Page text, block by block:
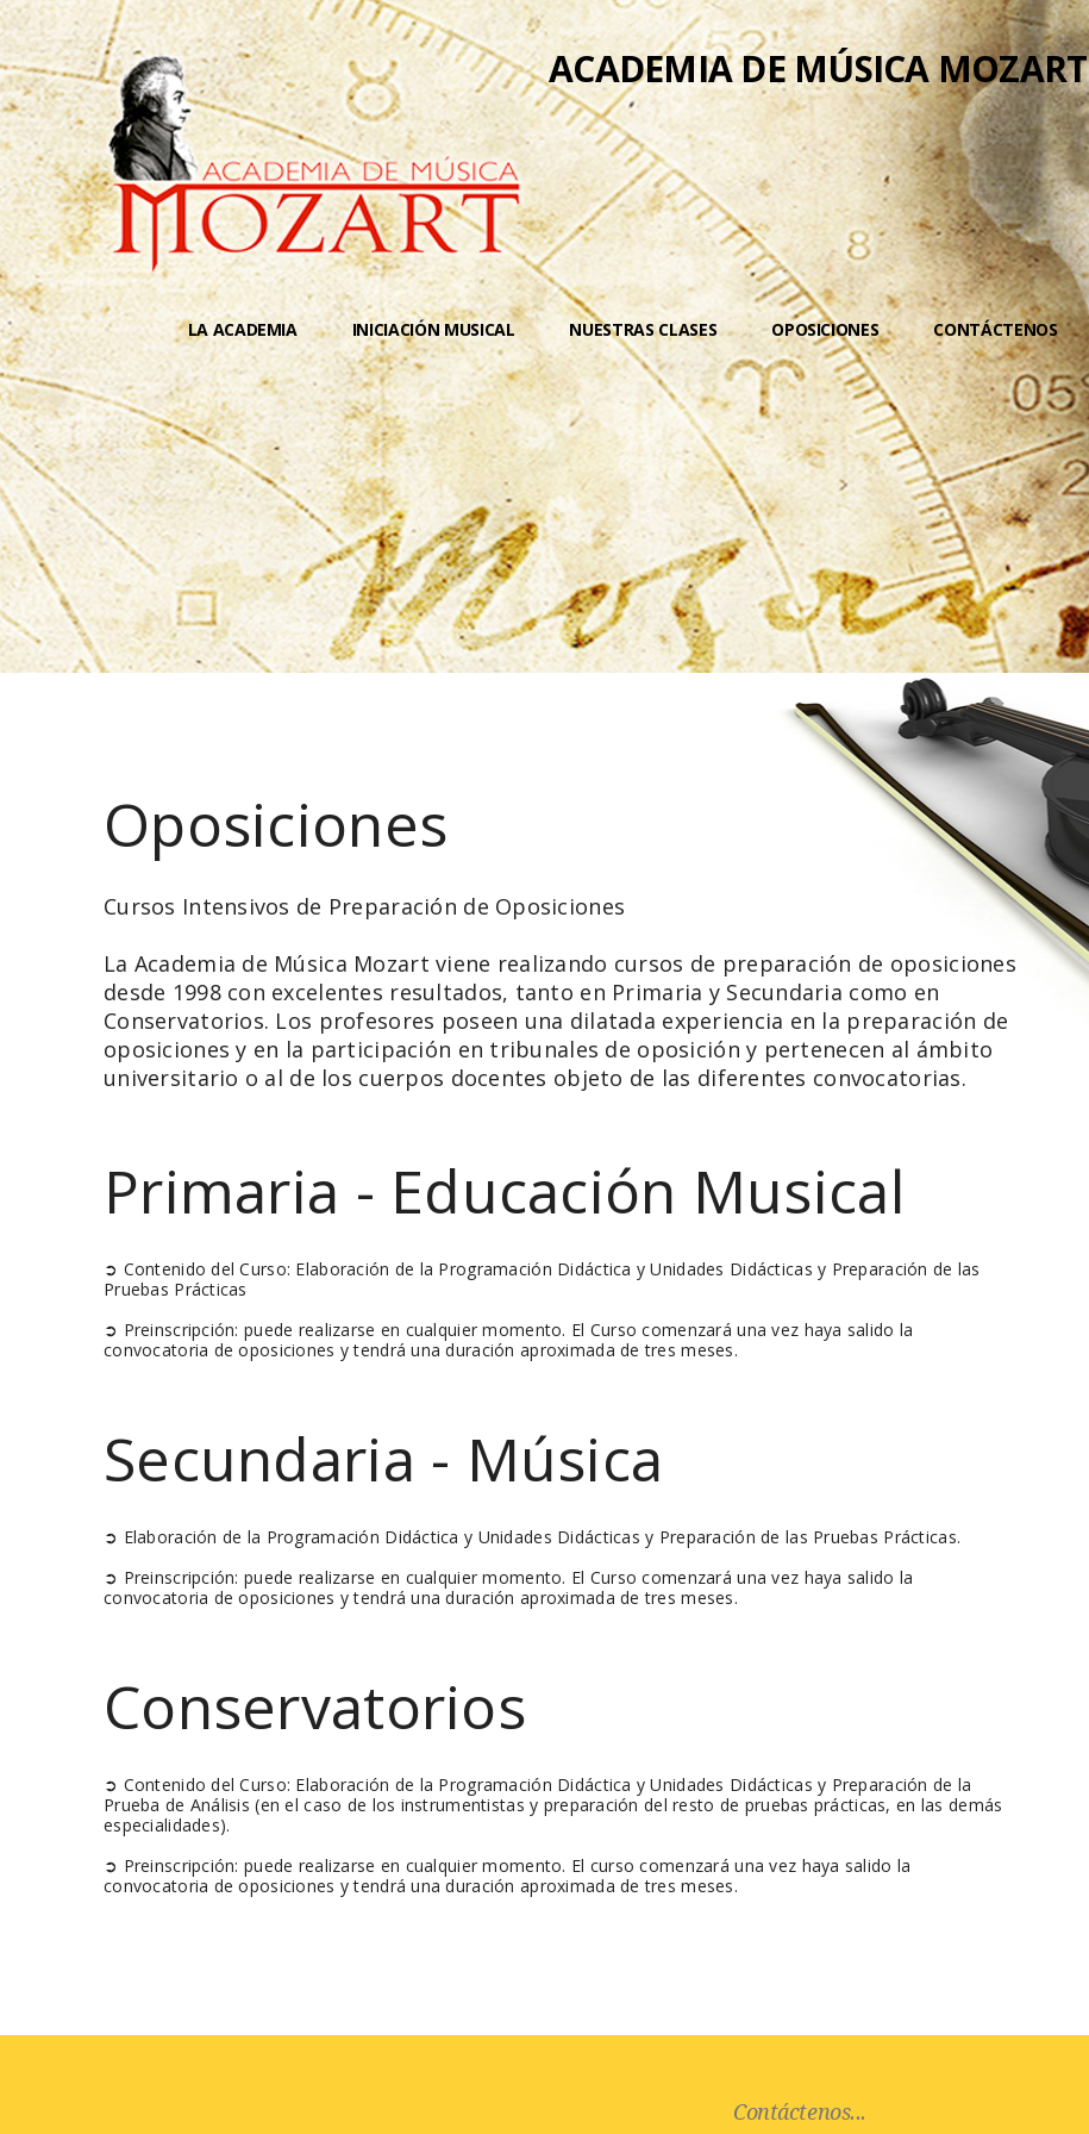
ACADEMIA DE MÚSICA MOZART
LA ACADEMIA INICIACIÓN MUSICAL NUESTRAS CLASES OPOSICIONES CONTÁCTENOS
Oposiciones
Cursos Intensivos de Preparación de Oposiciones
La Academia de Música Mozart viene realizando cursos de preparación de oposiciones
desde 1998 con excelentes resultados, tanto en Primaria y Secundaria como en
Conservatorios. Los profesores poseen una dilatada experiencia en la preparación de
oposiciones y en la participación en tribunales de oposición y pertenecen al ámbito
universitario o al de los cuerpos docentes objeto de las diferentes convocatorias.
Primaria - Educación Musical
➲ Contenido del Curso: Elaboración de la Programación Didáctica y Unidades Didácticas y Preparación de las
Pruebas Prácticas
➲ Preinscripción: puede realizarse en cualquier momento. El Curso comenzará una vez haya salido la
convocatoria de oposiciones y tendrá una duración aproximada de tres meses.
Secundaria - Música
➲ Elaboración de la Programación Didáctica y Unidades Didácticas y Preparación de las Pruebas Prácticas.
➲ Preinscripción: puede realizarse en cualquier momento. El Curso comenzará una vez haya salido la
convocatoria de oposiciones y tendrá una duración aproximada de tres meses.
Conservatorios
➲ Contenido del Curso: Elaboración de la Programación Didáctica y Unidades Didácticas y Preparación de la
Prueba de Análisis (en el caso de los instrumentistas y preparación del resto de pruebas prácticas, en las demás
especialidades).
➲ Preinscripción: puede realizarse en cualquier momento. El curso comenzará una vez haya salido la
convocatoria de oposiciones y tendrá una duración aproximada de tres meses.
Contáctenos...